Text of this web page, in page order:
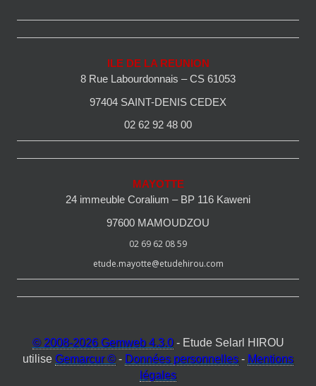
ILE DE LA REUNION
8 Rue Labourdonnais – CS 61053
97404 SAINT-DENIS CEDEX
02 62 92 48 00
MAYOTTE
24 immeuble Coralium – BP 116 Kaweni
97600 MAMOUDZOU
02 69 62 08 59
etude.mayotte@etudehirou.com
© 2008-2026 Gemweb 4.3.0- Etude Selarl HIROU
utilise Gemarcur © - Données personnelles - Mentions
légales